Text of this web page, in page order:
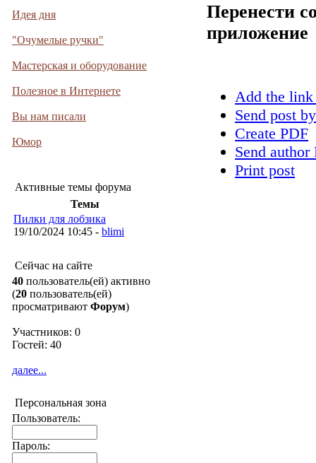
Идея дня
"Очумелые ручки"
Мастерская и оборудование
Полезное в Интернете
Вы нам писали
Юмор
Активные темы форума
Темы
Пилки для лобзика
19/10/2024 10:45 - blimi
Сейчас на сайте
40 пользователь(ей) активно
(20 пользователь(ей)
просматривают Форум)
Участников: 0
Гостей: 40
далее...
Персональная зона
Пользователь:
Пароль:
Перенести
приложение
Add the
Send post
Create PDF
Send
Print post